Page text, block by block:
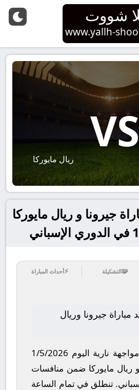
شووت
www.yallh-
VS
ريال مايوركا
جيرونا و ريال مايوركا
🧩التشكيلة ⚡أحداث المباراة
جيرونا وريال
تترقب الجماهير مواجهة نارية اليوم 1/5/2026
و ريال مايوركا ضمن منافسات
تنطلق في تمام الساعة